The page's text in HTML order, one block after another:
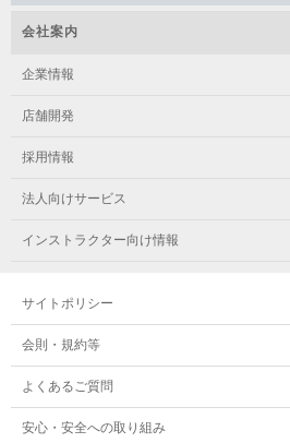
会社案内
企業情報
店舗開発
採用情報
法人向けサービス
インストラクター向け情報
サイトポリシー
会則・規約等
よくあるご質問
安心・安全への取り組み